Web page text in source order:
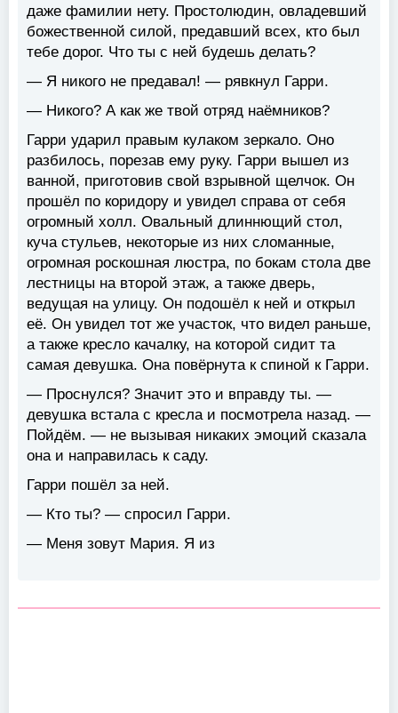
даже фамилии нету. Простолюдин, овладевший
божественной силой, предавший всех, кто был
тебе дорог. Что ты с ней будешь делать?
— Я никого не предавал! — рявкнул Гарри.
— Никого? А как же твой отряд наёмников?
Гарри ударил правым кулаком зеркало. Оно
разбилось, порезав ему руку. Гарри вышел из
ванной, приготовив свой взрывной щелчок. Он
прошёл по коридору и увидел справа от себя
огромный холл. Овальный длиннющий стол,
куча стульев, некоторые из них сломанные,
огромная роскошная люстра, по бокам стола две
лестницы на второй этаж, а также дверь,
ведущая на улицу. Он подошёл к ней и открыл
её. Он увидел тот же участок, что видел раньше,
а также кресло качалку, на которой сидит та
самая девушка. Она повёрнута к спиной к Гарри.
— Проснулся? Значит это и вправду ты. —
девушка встала с кресла и посмотрела назад. —
Пойдём. — не вызывая никаких эмоций сказала
она и направилась к саду.
Гарри пошёл за ней.
— Кто ты? — спросил Гарри.
— Меня зовут Мария. Я из